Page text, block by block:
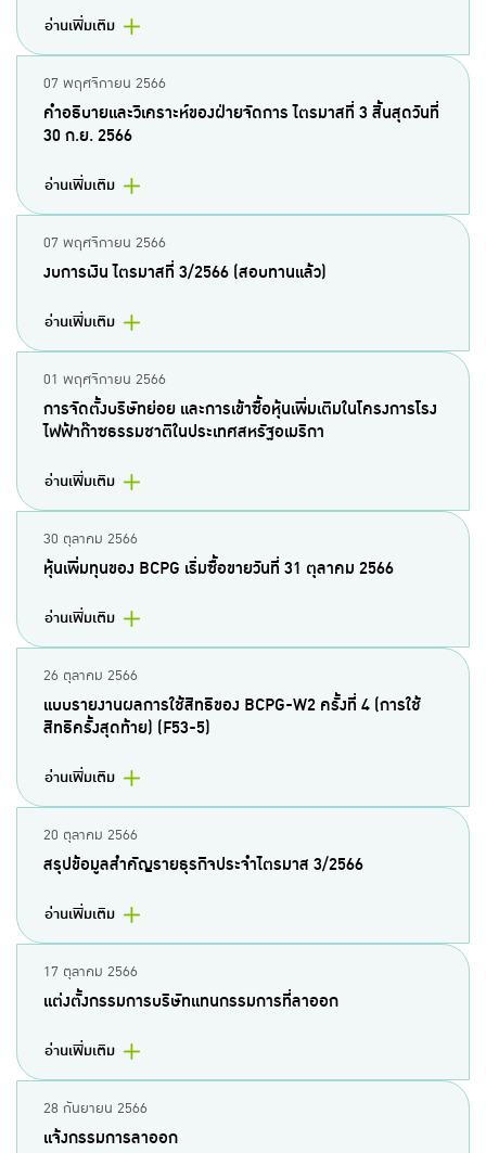
อ่านเพิ่มเติม
07 พฤศจิกายน 2566
คำอธิบายและวิเคราะห์ของฝ่ายจัดการ ไตรมาสที่ 3 สิ้นสุดวันที่
30 ก.ย. 2566
อ่านเพิ่มเติม
07 พฤศจิกายน 2566
งบการเงิน ไตรมาสที่ 3/2566 (สอบทานแล้ว)
อ่านเพิ่มเติม
01 พฤศจิกายน 2566
การจัดตั้งบริษัทย่อย และการเข้าซื้อหุ้นเพิ่มเติมในโครงการโรง
ไฟฟ้าก๊าซธรรมชาติในประเทศสหรัฐอเมริกา
อ่านเพิ่มเติม
30 ตุลาคม 2566
หุ้นเพิ่มทุนของ BCPG เริ่มซื้อขายวันที่ 31 ตุลาคม 2566
อ่านเพิ่มเติม
26 ตุลาคม 2566
แบบรายงานผลการใช้สิทธิของ BCPG-W2 ครั้งที่ 4 (การใช้
สิทธิครั้งสุดท้าย) (F53-5)
อ่านเพิ่มเติม
20 ตุลาคม 2566
สรุปข้อมูลสำคัญรายธุรกิจประจำไตรมาส 3/2566
อ่านเพิ่มเติม
17 ตุลาคม 2566
แต่งตั้งกรรมการบริษัทแทนกรรมการที่ลาออก
อ่านเพิ่มเติม
28 กันยายน 2566
แจ้งกรรมการลาออก